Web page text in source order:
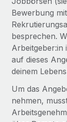
Bewerbung
besprechen.
Arbeitgeber:in
auf dieses
deinem
Um das
nehmen,